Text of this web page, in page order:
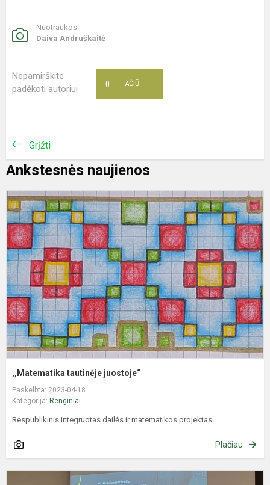
Nuotraukos:
Daiva Andruškaitė
Nepamirškite
padėkoti autoriui
AČIŪ
0
Grįžti
Ankstesnės naujienos
,,Matematika tautinėje juostoje“
Paskelbta: 2023-04-18
Kategorija: Renginiai
Respublikinis integruotas dailės ir matematikos projektas
Plačiau